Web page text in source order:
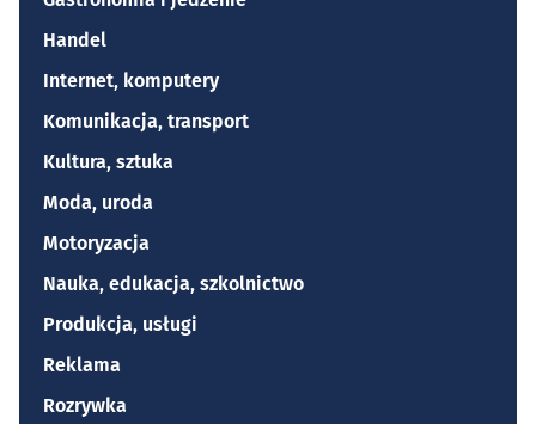
Handel
Internet, komputery
Komunikacja, transport
Kultura, sztuka
Moda, uroda
Motoryzacja
Nauka, edukacja, szkolnictwo
Produkcja, usługi
Reklama
Rozrywka